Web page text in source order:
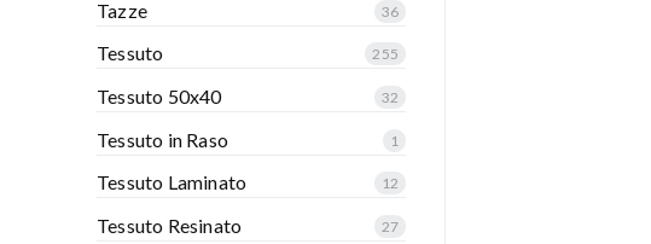
Tazze 36
Tessuto 255
Tessuto 50x40 32
Tessuto in Raso 1
Tessuto Laminato 12
Tessuto Resinato 27